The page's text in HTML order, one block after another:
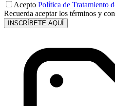
Acepto Política de Tratamiento
Recuerda aceptar los términos y
INSCRÍBETE AQUÍ